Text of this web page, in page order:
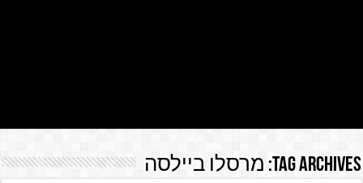
Tag Archives: מרסלו ביילסה